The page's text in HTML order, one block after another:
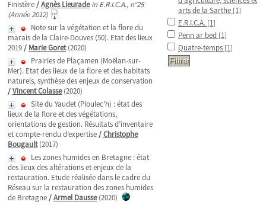
Finistère/Agnès Lieurade in E.R.I.C.A., n°25
(Année 2012)
Note sur la végétation et la flore du
marais de la Claire-Douves (50). Etat des lieux
2019/ Marie Goret(2020)
Prairies de Plaçamen (Moëlan-sur-
Mer). Etat des lieux de la flore et des habitats
naturels, synthèse des enjeux de conservation
/Vincent Colasse(2020)
Site du Yaudet (Ploulec'h) : état des
lieux de la flore et des végétations,
orientations de gestion. Résultats d’inventaire
et compte-rendu d’expertise/Christophe
Bougault(2017)
Les zones humides en Bretagne : état
des lieux des altérations et enjeux de la
restauration. Etude réalisée dans le cadre du
Réseau sur la restauration des zones humides
de Bretagne/Armel Dausse(2020)
arts de la Sarthe [1]
E.R.I.C.A. [1]
Penn ar bed [1]
Quatre-temps [1]